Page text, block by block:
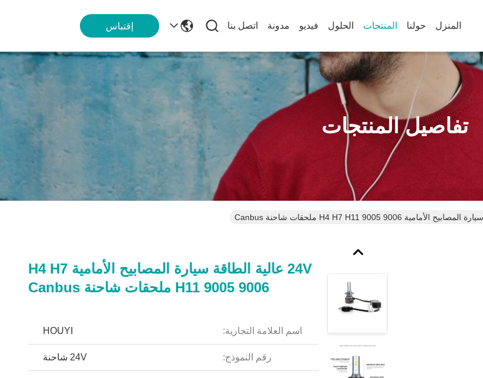
المنزل حولنا المنتجات الحلول فيديو مدونة اتصل بنا إقتباس
تفاصيل المنتجات
24V عالية الطاقة سيارة المصابيح الأمامية H4 H7
H11 9005 9006 ملحقات شاحنة Canbus
اسم العلامة التجارية: HOUYI
رقم النموذج: 24V شاحنة